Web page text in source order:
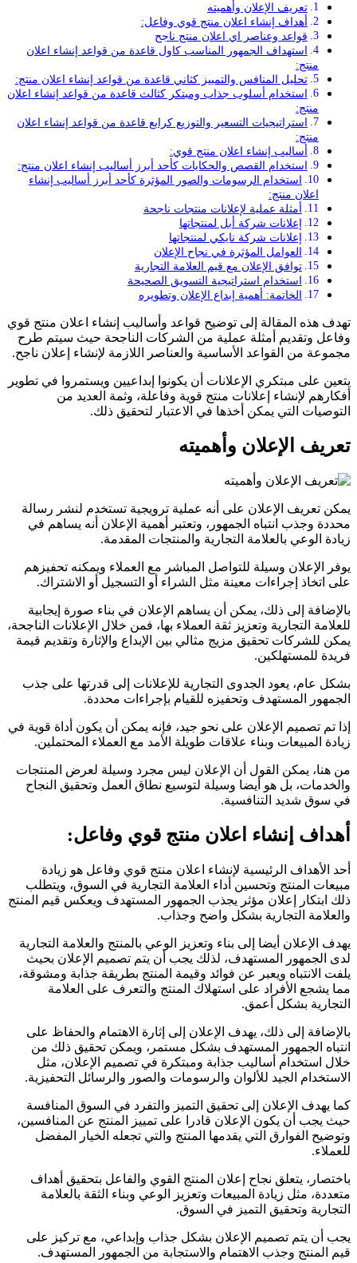
تعريف الإعلان وأهميته
أهداف إنشاء اعلان منتج قوي وفاعل:
قواعد وعناصر اي اعلان منتج ناجح
استهداف الجمهور المناسب كاول قاعدة من قواعد إنشاء اعلان
منتج:
تحليل المنافس والتمييز كثاني قاعدة من قواعد إنشاء اعلان منتج:
استخدام أسلوب جذاب ومبتكر كثالث قاعدة من قواعد إنشاء اعلان
منتج:
استراتيجيات التسعير والتوزيع كرابع قاعدة من قواعد إنشاء اعلان
منتج:
أساليب إنشاء اعلان منتج قوي:
استخدام القصص والحكايات كأحد أبرز أساليب إنشاء اعلان منتج:
استخدام الرسومات والصور المؤثرة كأحد أبرز أساليب إنشاء
اعلان منتج:
أمثلة عملية لإعلانات منتجات ناجحة
إعلانات شركة أبل لمنتجاتها
إعلانات شركة نايكي لمنتجاتها
العوامل المؤثرة في نجاح الإعلان
توافق الإعلان مع قيم العلامة التجارية
استخدام استراتيجية التسويق الصحيحة
الخاتمة: أهمية إبداع الإعلان وتطويره
تهدف هذه المقالة إلى توضيح قواعد وأساليب إنشاء اعلان منتج قوي
وفاعل وتقديم أمثلة عملية من الشركات الناجحة حيث سيتم طرح
مجموعة من القواعد الأساسية والعناصر اللازمة لإنشاء إعلان ناجح.
يتعين على مبتكري الإعلانات أن يكونوا إبداعيين ويستمروا في تطوير
أفكارهم لإنشاء إعلانات منتج قوية وفاعلة، وثمة العديد من
التوصيات التي يمكن أخذها في الاعتبار لتحقيق ذلك.
تعريف الإعلان وأهميته
يمكن تعريف الإعلان على أنه عملية ترويجية تستخدم لنشر رسالة
محددة وجذب انتباه الجمهور، وتعتبر أهمية الإعلان أنه يساهم في
زيادة الوعي بالعلامة التجارية والمنتجات المقدمة.
يوفر الإعلان وسيلة للتواصل المباشر مع العملاء ويمكنه تحفيزهم
على اتخاذ إجراءات معينة مثل الشراء أو التسجيل أو الاشتراك.
بالإضافة إلى ذلك، يمكن أن يساهم الإعلان في بناء صورة إيجابية
للعلامة التجارية وتعزيز ثقة العملاء بها، فمن خلال الإعلانات الناجحة،
يمكن للشركات تحقيق مزيج مثالي بين الإبداع والإثارة وتقديم قيمة
فريدة للمستهلكين.
بشكل عام، يعود الجدوى التجارية للإعلانات إلى قدرتها على جذب
الجمهور المستهدف وتحفيزه للقيام بإجراءات محددة.
إذا تم تصميم الإعلان على نحو جيد، فإنه يمكن أن يكون أداة قوية في
زيادة المبيعات وبناء علاقات طويلة الأمد مع العملاء المحتملين.
من هنا، يمكن القول أن الإعلان ليس مجرد وسيلة لعرض المنتجات
والخدمات، بل هو أيضا وسيلة لتوسيع نطاق العمل وتحقيق النجاح
في سوق شديد التنافسية.
أهداف إنشاء اعلان منتج قوي وفاعل:
أحد الأهداف الرئيسية لإنشاء اعلان منتج قوي وفاعل هو زيادة
مبيعات المنتج وتحسين أداء العلامة التجارية في السوق، ويتطلب
ذلك ابتكار إعلان مؤثر يجذب الجمهور المستهدف ويعكس قيم المنتج
والعلامة التجارية بشكل واضح وجذاب.
يهدف الإعلان أيضا إلى بناء وتعزيز الوعي بالمنتج والعلامة التجارية
لدى الجمهور المستهدف، لذلك يجب أن يتم تصميم الإعلان بحيث
يلفت الانتباه ويعبر عن فوائد وقيمة المنتج بطريقة جذابة ومشوقة،
مما يشجع الأفراد على استهلاك المنتج والتعرف على العلامة
التجارية بشكل أعمق.
بالإضافة إلى ذلك، يهدف الإعلان إلى إثارة الاهتمام والحفاظ على
انتباه الجمهور المستهدف بشكل مستمر، ويمكن تحقيق ذلك من
خلال استخدام أساليب جذابة ومبتكرة في تصميم الإعلان، مثل
الاستخدام الجيد للألوان والرسومات والصور والرسائل التحفيزية.
كما يهدف الإعلان إلى تحقيق التميز والتفرد في السوق المنافسة
حيث يجب أن يكون الإعلان قادرا على تمييز المنتج عن المنافسين،
وتوضيح الفوارق التي يقدمها المنتج والتي تجعله الخيار المفضل
للعملاء.
باختصار، يتعلق نجاح إعلان المنتج القوي والفاعل بتحقيق أهداف
متعددة، مثل زيادة المبيعات وتعزيز الوعي وبناء الثقة بالعلامة
التجارية وتحقيق التميز في السوق.
يجب أن يتم تصميم الإعلان بشكل جذاب وإبداعي، مع تركيز على
قيم المنتج وجذب الاهتمام والاستجابة من الجمهور المستهدف.